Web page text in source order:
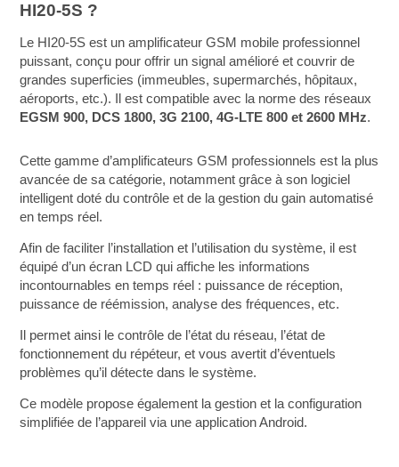
HI20-5S ?
Le HI20-5S est un amplificateur GSM mobile professionnel
puissant, conçu pour offrir un signal amélioré et couvrir de
grandes superficies (immeubles, supermarchés, hôpitaux,
aéroports, etc.). Il est compatible avec la norme des réseaux
EGSM 900, DCS 1800, 3G 2100, 4G-LTE 800 et 2600 MHz.
Cette gamme d’amplificateurs GSM professionnels est la plus
avancée de sa catégorie, notamment grâce à son logiciel
intelligent doté du contrôle et de la gestion du gain automatisé
en temps réel.
Afin de faciliter l’installation et l’utilisation du système, il est
équipé d’un écran LCD qui affiche les informations
incontournables en temps réel : puissance de réception,
puissance de réémission, analyse des fréquences, etc.
Il permet ainsi le contrôle de l’état du réseau, l’état de
fonctionnement du répéteur, et vous avertit d’éventuels
problèmes qu’il détecte dans le système.
Ce modèle propose également la gestion et la configuration
simplifiée de l’appareil via une application Android.